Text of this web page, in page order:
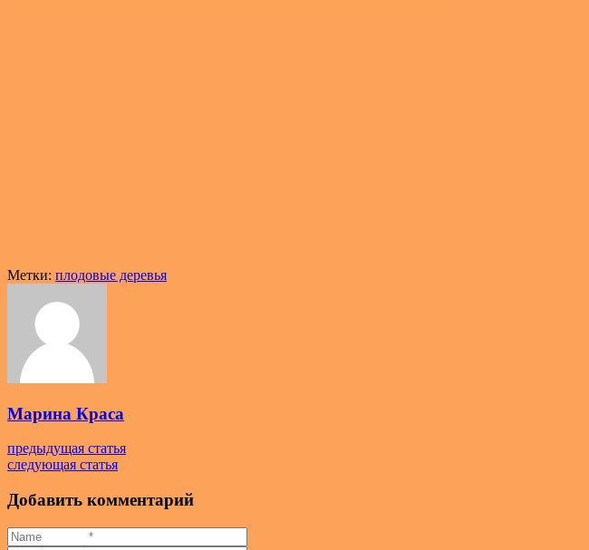
Метки: плодовые деревья
Марина Краса
предыдущая статья
следующая статья
Добавить комментарий